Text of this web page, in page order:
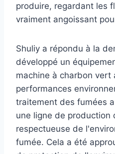
produire, regardant les
vraiment angoissant
Shuliy a répondu à la
développé un
machine à charbon vert
performances
traitement des fumées
une ligne de production
respectueuse de
fumée. Cela a été